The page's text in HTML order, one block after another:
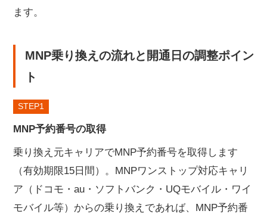
ます。
MNP乗り換えの流れと開通日の調整ポイン
ト
STEP
MNP予約番号の取得
乗り換え元キャリアでMNP予約番号を取得します
（有効期限15日間）。MNPワンストップ対応キャリ
ア（ドコモ・au・ソフトバンク・UQモバイル・ワイ
モバイル等）からの乗り換えであれば、MNP予約番